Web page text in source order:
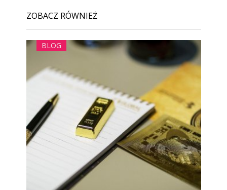
ZOBACZ RÓWNIEŻ
BLOG